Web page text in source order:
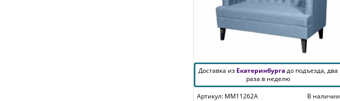
Доставка из Екатеринбургадо подъезда, два
раза в неделю
Артикул: MM11262A
В наличии